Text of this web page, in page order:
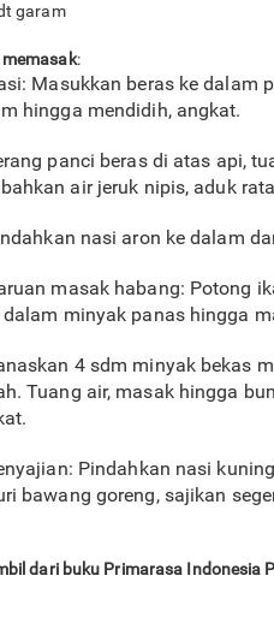
garam
memasak:
Masukkan beras ke dalam
hingga mendidih, angkat.
panci beras di atas api,
air jeruk nipis, aduk
nasi aron ke dalam
masak habang: Potong
dalam minyak panas hingga
4 sdm minyak bekas
Tuang air, masak hingga
Pindahkan nasi
bawang goreng, sajikan
dari buku Primarasa Indonesia